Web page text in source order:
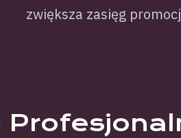
zwiększa zasięg